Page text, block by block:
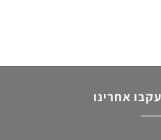
עקבו אחרינו